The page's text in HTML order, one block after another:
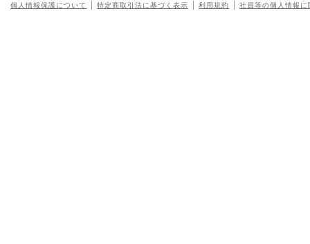
個人情報保護について 特定商取引法に基づく表示 利用規約 社員等の個人情報